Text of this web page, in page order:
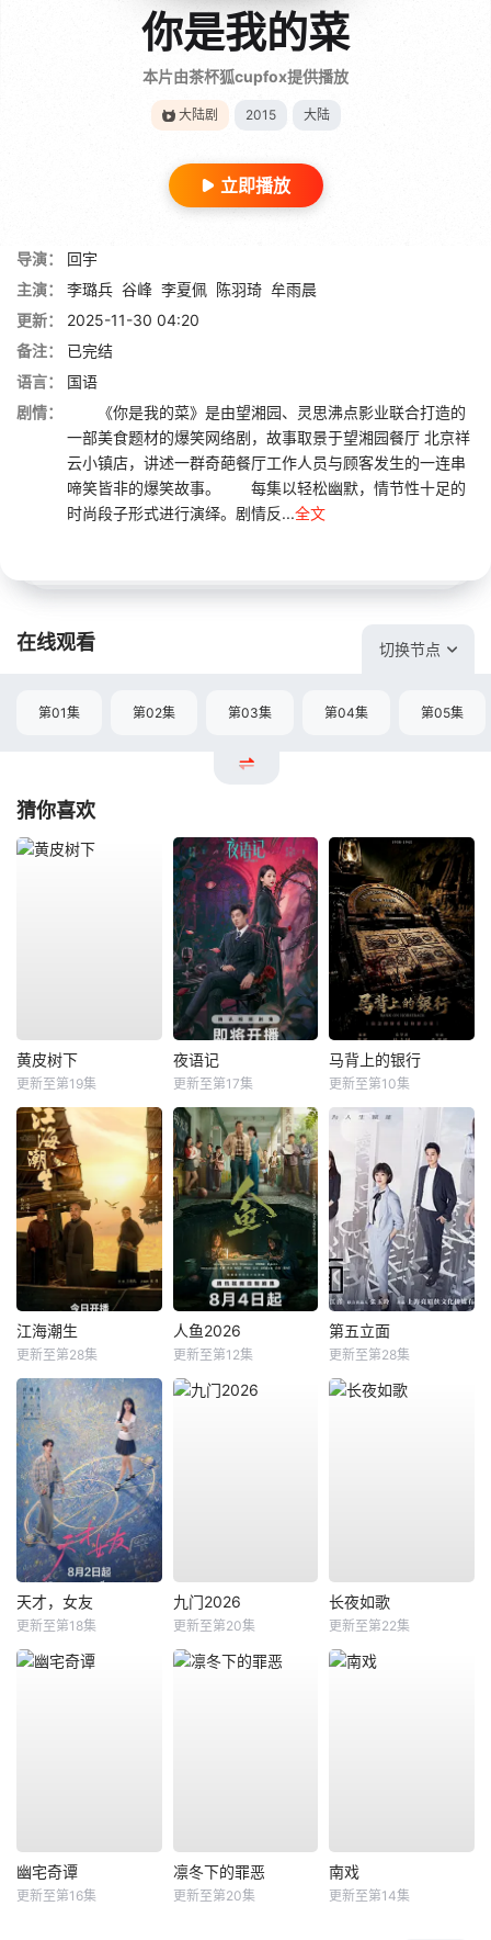
你是我的菜
本片由茶杯狐cupfox提供播放
大陆剧 2015 大陆
立即播放
导演：
回宇
主演：
李璐兵 谷峰 李夏佩 陈羽琦 牟雨晨
更新：
2025-11-30 04:20
备注：
已完结
语言：
国语
剧情：
《你是我的菜》是由望湘园、灵思沸点影业联合打造的
一部美食题材的爆笑网络剧，故事取景于望湘园餐厅 北京祥
云小镇店，讲述一群奇葩餐厅工作人员与顾客发生的一连串
啼笑皆非的爆笑故事。 每集以轻松幽默，情节性十足的
时尚段子形式进行演绎。剧情反...全文
在线观看 切换节点
第01集 第02集 第03集 第04集 第05集
猜你喜欢
黄皮树下
更新至第19集
夜语记
更新至第17集
马背上的银行
更新至第10集
江海潮生
更新至第28集
人鱼2026
更新至第12集
第五立面
更新至第28集
天才，女友
更新至第18集
九门2026
更新至第20集
长夜如歌
更新至第22集
幽宅奇谭
更新至第16集
凛冬下的罪恶
更新至第20集
南戏
更新至第14集